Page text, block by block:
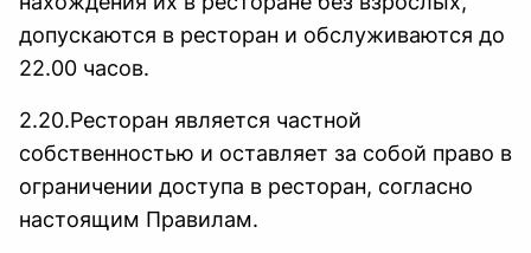
допускаются в ресторан и обслуживаются до
22.00 часов.
2.20.Ресторан является частной
собственностью и оставляет за собой право в
ограничении доступа в ресторан, согласно
настоящим Правилам.